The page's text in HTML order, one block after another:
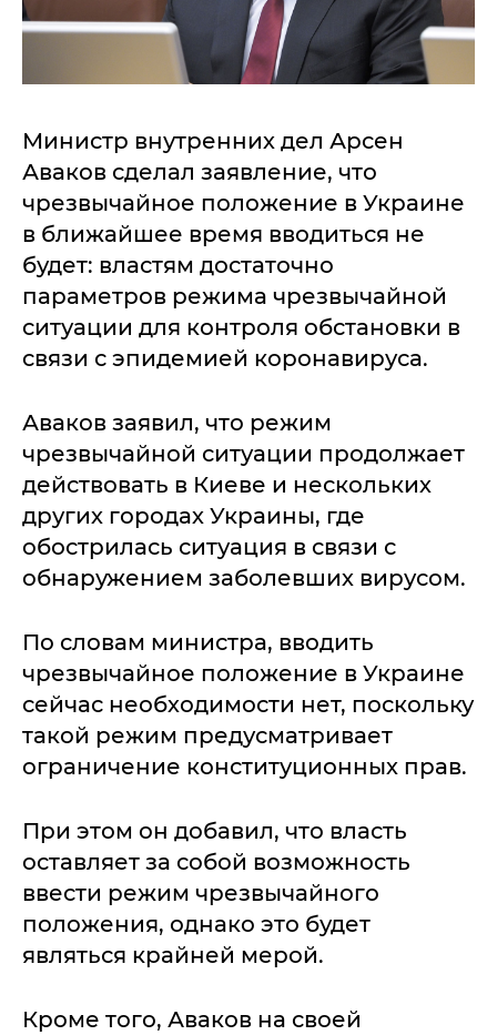
Министр внутренних дел Арсен
Аваков сделал заявление, что
чрезвычайное положение в Украине
в ближайшее время вводиться не
будет: властям достаточно
параметров режима чрезвычайной
ситуации для контроля обстановки в
связи с эпидемией коронавируса.
Аваков заявил, что режим
чрезвычайной ситуации продолжает
действовать в Киеве и нескольких
других городах Украины, где
обострилась ситуация в связи с
обнаружением заболевших вирусом.
По словам министра, вводить
чрезвычайное положение в Украине
сейчас необходимости нет, поскольку
такой режим предусматривает
ограничение конституционных прав.
При этом он добавил, что власть
оставляет за собой возможность
ввести режим чрезвычайного
положения, однако это будет
являться крайней мерой.
Кроме того, Аваков на своей